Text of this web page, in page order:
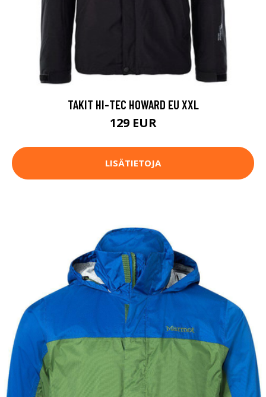
TAKIT HI-TEC HOWARD EU XXL
129 EUR
LISÄTIETOJA